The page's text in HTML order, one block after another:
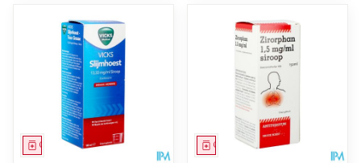
Geneesmiddel Geneesmiddel